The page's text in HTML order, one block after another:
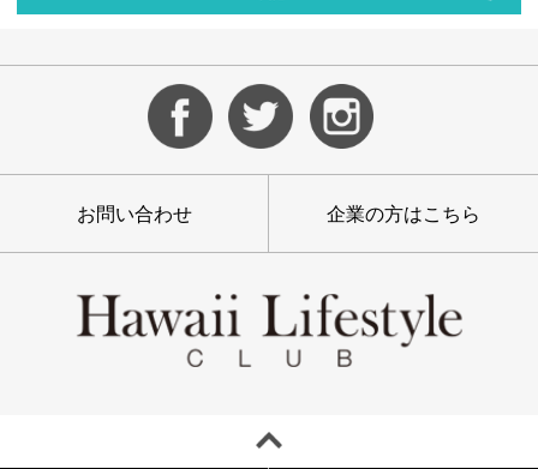
お問い合わせ 企業の方はこちら